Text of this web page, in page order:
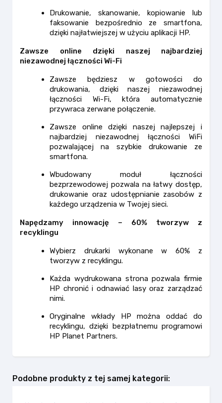
Drukowanie, skanowanie, kopiowanie lub
faksowanie bezpośrednio ze smartfona,
dzięki najłatwiejszej w użyciu aplikacji HP.
Zawsze online dzięki naszej najbardziej
niezawodnej łączności Wi-Fi
Zawsze będziesz w gotowości do
drukowania, dzięki naszej niezawodnej
łączności Wi-Fi, która automatycznie
przywraca zerwane połączenie.
Zawsze online dzięki naszej najlepszej i
najbardziej niezawodnej łączności WiFi
pozwalającej na szybkie drukowanie ze
smartfona.
Wbudowany moduł łączności
bezprzewodowej pozwala na łatwy dostęp,
drukowanie oraz udostępnianie zasobów z
każdego urządzenia w Twojej sieci.
Napędzamy innowację – 60% tworzyw z
recyklingu
Wybierz drukarki wykonane w 60% z
tworzyw z recyklingu.
Każda wydrukowana strona pozwala firmie
HP chronić i odnawiać lasy oraz zarządzać
nimi.
Oryginalne wkłady HP można oddać do
recyklingu, dzięki bezpłatnemu programowi
HP Planet Partners.
Podobne produkty z tej samej kategorii: